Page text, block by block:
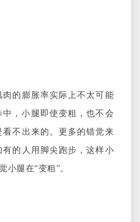
的膨胀率实际上不太可能
中，小腿即使变粗，也不会
不出来的。更多的错觉来
的人用脚尖跑步，这样小
小腿在“变粗”。